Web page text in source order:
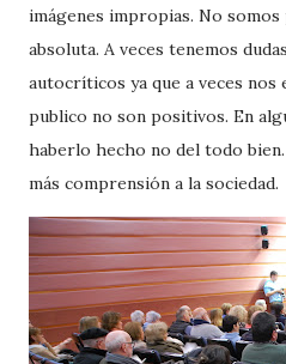
imágenes impropias. No
absoluta. A veces tenemos
autocríticos ya que a veces nos
publico no son positivos. En
haberlo hecho no del todo
más comprensión a la sociedad.